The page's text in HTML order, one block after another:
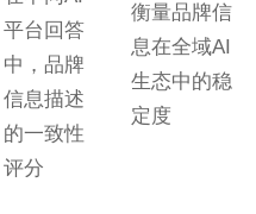
平台回答
中，品牌
信息描述
的一致性
评分
衡量品牌信
息在全域AI
生态中的稳
定度